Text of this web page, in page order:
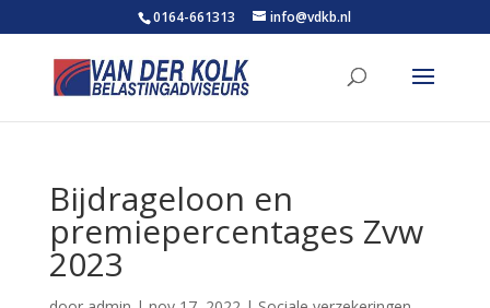
0164-661313 info@vdkb.nl
Bijdrageloon en
premiepercentages Zvw
2023